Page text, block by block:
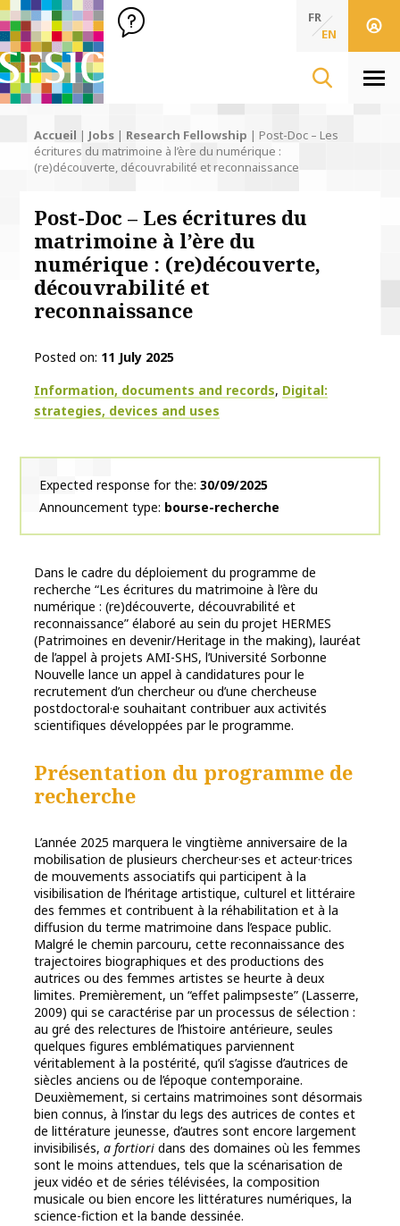
SFSIC Société Française des Sciences de l'Information & de
Société Française des Sciences de
FR
EN
Accueil | Jobs | Research Fellowship | Post-Doc – Les
écritures du matrimoine à l’ère du numérique :
(re)découverte, découvrabilité et reconnaissance
Post-Doc – Les écritures du
matrimoine à l’ère du
numérique : (re)découverte,
découvrabilité et
reconnaissance
Posted on 11 July 2025
Thématiques
Information, documents and records Digital:
strategies, devices and uses
Expected response for the 30/09/2025
Announcement type bourse-recherche
Dans le cadre du déploiement du programme de
recherche “Les écritures du matrimoine à l’ère du
numérique : (re)découverte, découvrabilité et
reconnaissance” élaboré au sein du projet HERMES
(Patrimoines en devenir/Heritage in the making), lauréat
de l’appel à projets AMI-SHS, l’Université Sorbonne
Nouvelle lance un appel à candidatures pour le
recrutement d’un chercheur ou d’une chercheuse
postdoctoral·e souhaitant contribuer aux activités
scientifiques développées par le programme.
Présentation du programme de
recherche
L’année 2025 marquera le vingtième anniversaire de la
mobilisation de plusieurs chercheur·ses et acteur·trices
de mouvements associatifs qui participent à la
visibilisation de l’héritage artistique, culturel et littéraire
des femmes et contribuent à la réhabilitation et à la
diffusion du terme matrimoine dans l’espace public.
Malgré le chemin parcouru, cette reconnaissance des
trajectoires biographiques et des productions des
autrices ou des femmes artistes se heurte à deux
limites. Premièrement, un “effet palimpseste” (Lasserre,
2009) qui se caractérise par un processus de sélection :
au gré des relectures de l’histoire antérieure, seules
quelques figures emblématiques parviennent
véritablement à la postérité, qu’il s’agisse d’autrices de
siècles anciens ou de l’époque contemporaine.
Deuxièmement, si certains matrimoines sont désormais
bien connus, à l’instar du legs des autrices de contes et
de littérature jeunesse, d’autres sont encore largement
invisibilisés, a fortiori dans des domaines où les femmes
sont le moins attendues, tels que la scénarisation de
jeux vidéo et de séries télévisées, la composition
musicale ou bien encore les littératures numériques, la
science-fiction et la bande dessinée.